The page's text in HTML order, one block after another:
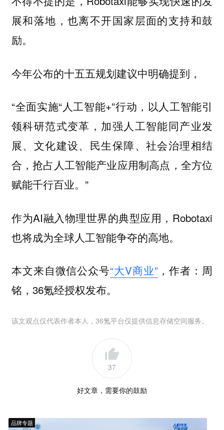
展和落地，也离不开国家层面的支持和鼓
励。
今年公布的十五五规划建议中明确提到，
“全面实施“人工智能+”行动，以人工智能引
领科研范式变革，加强人工智能同产业发
展、文化建设、民生保障、社会治理相结
合，抢占人工智能产业应用制高点，全方位
赋能千行百业。”
作为AI融入物理世界的典型应用，Robotaxi
也将成为全球人工智能争夺的高地。
本文来自微信公众号“大V商业”，作者：周
铭，36氪经授权发布。
该文观点仅代表作者本人，36氪平台仅提供信息存储空间服务。
37
好文章，需要你的鼓励
品牌专题